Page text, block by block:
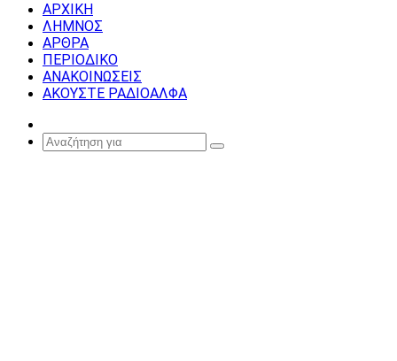
ΑΡΧΙΚΗ
ΛΗΜΝΟΣ
ΑΡΘΡΑ
ΠΕΡΙΟΔΙΚΟ
ΑΝΑΚΟΙΝΩΣΕΙΣ
ΑΚΟΥΣΤΕ ΡΑΔΙΟΑΛΦΑ
Article
Αναζήτηση